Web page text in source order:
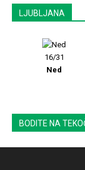
LJUBLJANA
16/31
Ned
BODITE NA